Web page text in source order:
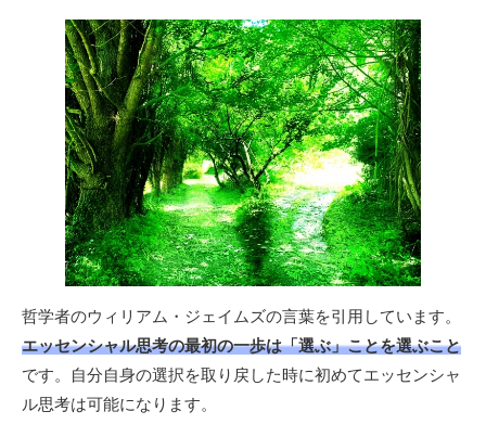
哲学者のウィリアム・ジェイムズの言葉を引用しています。
エッセンシャル思考の最初の一歩は「選ぶ」ことを選ぶこと
です。自分自身の選択を取り戻した時に初めてエッセンシャ
ル思考は可能になります。